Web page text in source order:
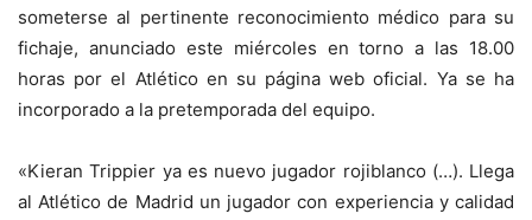
someterse al pertinente reconocimiento médico para su
fichaje, anunciado este miércoles en torno a las 18.00
horas por el Atlético en su página web oficial. Ya se ha
incorporado a la pretemporada del equipo.
«Kieran Trippier ya es nuevo jugador rojiblanco (…). Llega
al Atlético de Madrid un jugador con experiencia y calidad